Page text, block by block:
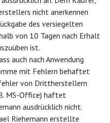
nicht anerkennen
des versiegelten
von 10 Tagen nach Erhalt
ist.
auch nach Anwendung
mit Fehlern behaftet
von Drittherstellern
MS-Office) haftet
ausdrücklich nicht.
Riehemann erstellte